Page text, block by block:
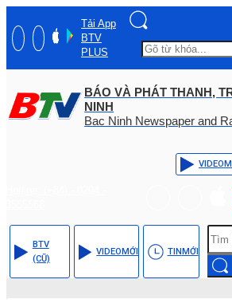
Tải App
BTV
PLUS
BÁO VÀ PHÁT THANH,
NINH
Bac Ninh Newspaper and
VIDEO
BTV
(CŨ)
VIDEOMỚI TINMỚI